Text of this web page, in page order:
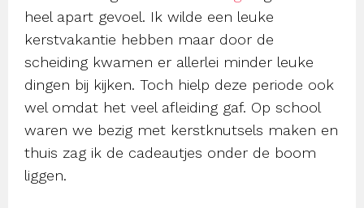
heel apart gevoel. Ik wilde een leuke
kerstvakantie hebben maar door de
scheiding kwamen er allerlei minder leuke
dingen bij kijken. Toch hielp deze periode ook
wel omdat het veel afleiding gaf. Op school
waren we bezig met kerstknutsels maken en
thuis zag ik de cadeautjes onder de boom
liggen.